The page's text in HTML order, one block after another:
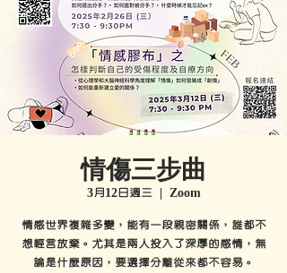
情傷三步曲
3月12日週三
  |
Zoom
情感世界複雜多變，能有一段親密關係，誰都不
想輕言放棄。尤其是兩人投入了深厚的感情，無
論是什麼原因，要選擇分離從來都不容易。